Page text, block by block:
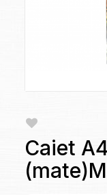
Caiet